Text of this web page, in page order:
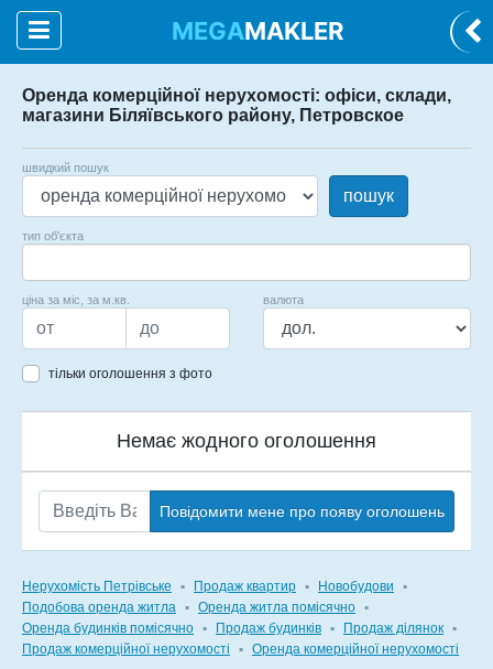
MEGAMAKLER
Оренда комерційної нерухомості: офіси, склади,
магазини Біляївського району, Петровское
швидкий пошук
пошук
тип об'єкта
ціна за міс, за м.кв. валюта
тільки оголошення з фото
Немає жодного оголошення
Повідомити мене про появу оголошень
Нерухомість Петрівське ▪ Продаж квартир ▪ Новобудови
▪
Подобова оренда житла ▪ Оренда житла помісячно ▪
Оренда будинків помісячно ▪ Продаж будинків ▪ Продаж ділянок ▪
Продаж комерційної нерухомості
▪ Оренда комерційної нерухомості